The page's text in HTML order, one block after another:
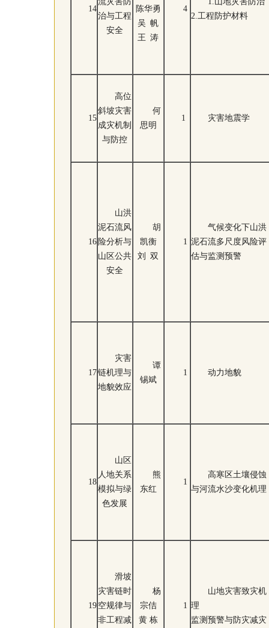
14
治与工程
安全
陈华勇
吴 帆
王 涛
4
2.工程防护材料
15
高位
斜坡灾害
成灾机制
与防控
何
思明
1 灾害地震学
16
山洪
泥石流风
险分析与
山区公共
安全
胡
凯衡
刘 双
1
气候变化下山洪
泥石流多尺度风险评
估与监测预警
17
灾害
链机理与
地貌效应
谭
锡斌
1 动力地貌
18
山区
人地关系
模拟与绿
色发展
熊
东红
1
高寒区土壤侵蚀
与河流水沙变化机理
19
滑坡
灾害链时
空规律与
非工程减
杨
宗佶
黄 栋
1
山地灾害致灾机
理
监测预警与防灾减灾